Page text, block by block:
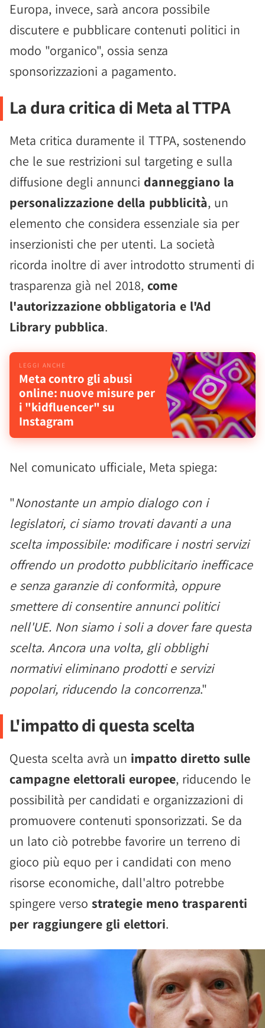
Europa, invece, sarà ancora possibile
discutere e pubblicare contenuti politici in
modo "organico", ossia senza
sponsorizzazioni a pagamento.
La dura critica di Meta al TTPA
Meta critica duramente il TTPA, sostenendo
che le sue restrizioni sul targeting e sulla
diffusione degli annunci danneggiano la
personalizzazione della pubblicità, un
elemento che considera essenziale sia per
inserzionisti che per utenti. La società
ricorda inoltre di aver introdotto strumenti di
trasparenza già nel 2018, come
l'autorizzazione obbligatoria e l'Ad
Library pubblica.
Meta contro gli abusi
online: nuove misure per
i "kidfluencer" su
Instagram
Nel comunicato ufficiale, Meta spiega:
"Nonostante un ampio dialogo con i
legislatori, ci siamo trovati davanti a una
scelta impossibile: modificare i nostri servizi
offrendo un prodotto pubblicitario inefficace
e senza garanzie di conformità, oppure
smettere di consentire annunci politici
nell'UE. Non siamo i soli a dover fare questa
scelta. Ancora una volta, gli obblighi
normativi eliminano prodotti e servizi
popolari, riducendo la concorrenza."
L'impatto di questa scelta
Questa scelta avrà un impatto diretto sulle
campagne elettorali europee, riducendo le
possibilità per candidati e organizzazioni di
promuovere contenuti sponsorizzati. Se da
un lato ciò potrebbe favorire un terreno di
gioco più equo per i candidati con meno
risorse economiche, dall'altro potrebbe
spingere verso strategie meno trasparenti
per raggiungere gli elettori.